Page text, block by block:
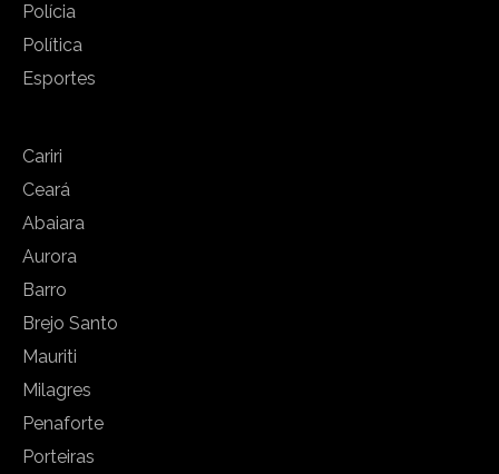
Polícia
Política
Esportes
Cariri
Ceará
Abaiara
Aurora
Barro
Brejo Santo
Mauriti
Milagres
Penaforte
Porteiras